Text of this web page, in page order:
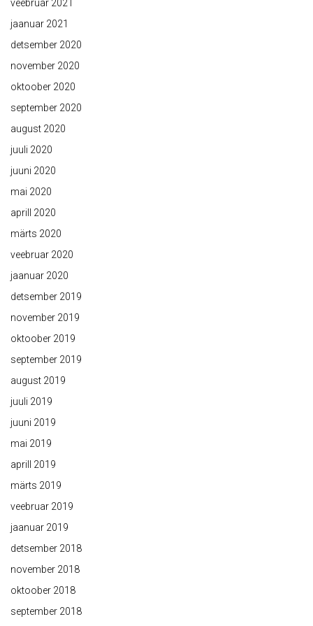
veebruar 2021
jaanuar 2021
detsember 2020
november 2020
oktoober 2020
september 2020
august 2020
juuli 2020
juuni 2020
mai 2020
aprill 2020
märts 2020
veebruar 2020
jaanuar 2020
detsember 2019
november 2019
oktoober 2019
september 2019
august 2019
juuli 2019
juuni 2019
mai 2019
aprill 2019
märts 2019
veebruar 2019
jaanuar 2019
detsember 2018
november 2018
oktoober 2018
september 2018